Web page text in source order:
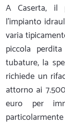
A Caserta, il
l'impianto
varia
piccola
tubature, la
richiede un
attorno ai
euro per